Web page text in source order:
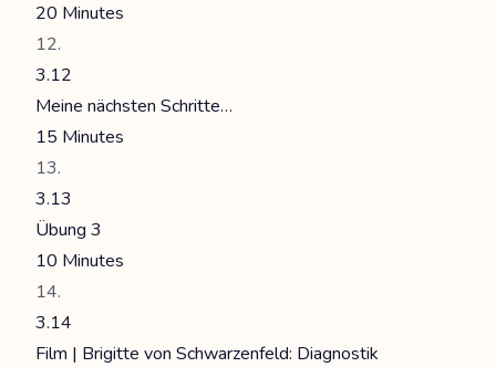
20 Minutes
3.12
Meine nächsten Schritte…
15 Minutes
3.13
Übung 3
10 Minutes
3.14
Film | Brigitte von Schwarzenfeld: Diagnostik